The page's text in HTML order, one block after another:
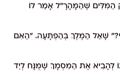
הַמִּלִּים שֶׁהַמָּהָרָ"ל אָמַר לוֹ
שָׁאַל הַמֶּלֶךְ בְּהַפְתָּעָה. "הַאִם
לְהָבִיא אֶת הַמִּסְמָךְ שֶׁמֻּנָּח לְיַד